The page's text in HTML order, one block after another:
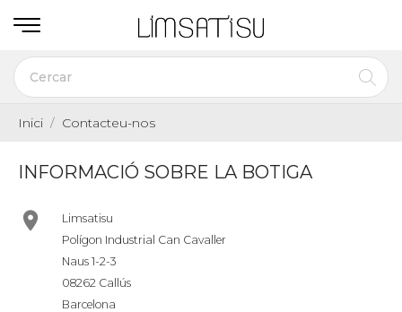
Inici Contacteu-nos
INFORMACIÓ SOBRE LA BOTIGA

Limsatisu
Polígon Industrial Can Cavaller
Naus 1-2-3
08262 Callús
Barcelona